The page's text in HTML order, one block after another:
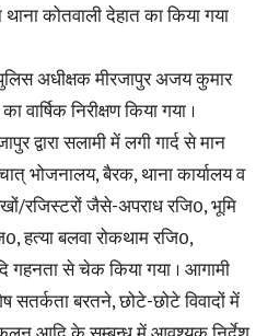
थाना कोतवाली देहात का किया गया
अधीक्षक मीरजापुर अजय कुमार
वार्षिक निरीक्षण किया गया ।
द्वारा सलामी में लगी गार्द से मान
भोजनालय, बैरक, थाना कार्यालय व
रजिस्टरों जैसे-अपराध रजि0, भूमि
हत्या बलवा रोकथाम रजि0,
गहनता से चेक किया गया । आगामी
सतर्कता बरतने, छोटे-छोटे विवादों में